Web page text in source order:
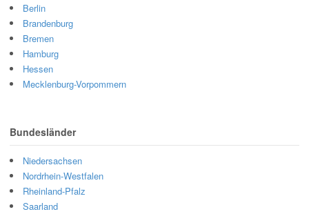
Berlin
Brandenburg
Bremen
Hamburg
Hessen
Mecklenburg-Vorpommern
Bundesländer
Niedersachsen
Nordrhein-Westfalen
Rheinland-Pfalz
Saarland